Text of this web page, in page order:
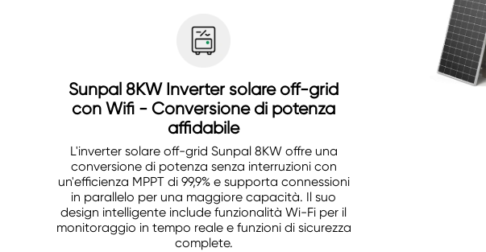
Sunpal 8KW Inverter solare off-grid
con Wifi - Conversione di potenza
affidabile
L'inverter solare off-grid Sunpal 8KW offre una
conversione di potenza senza interruzioni con
un'efficienza MPPT di 99,9% e supporta connessioni
in parallelo per una maggiore capacità. Il suo
design intelligente include funzionalità Wi-Fi per il
monitoraggio in tempo reale e funzioni di sicurezza
complete.